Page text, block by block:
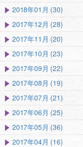
2018年01月 (30)
2017年12月 (28)
2017年11月 (20)
2017年10月 (23)
2017年09月 (22)
2017年08月 (19)
2017年07月 (21)
2017年06月 (25)
2017年05月 (36)
2017年04月 (16)